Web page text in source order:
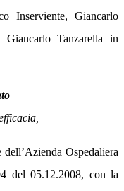
Inserviente, Giancarlo
Tanzarella in
Ospedaliera
del 05.12.2008, con la